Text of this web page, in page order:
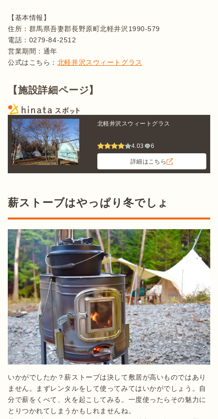
【基本情報】
住所：群馬県吾妻郡長野原町北軽井沢1990-579
電話：0279-84-2512
営業期間：通年
公式はこちら： 北軽井沢スウィートグラス
【施設詳細ページ】
北軽井沢スウィートグラス
4.03 6
詳細はこちら
薪ストーブはやっぱり冬でしょ
いかがでしたか？薪ストーブは決して敷居が高いものではあり
ません。まずレンタルをして使ってみてはいかがでしょう。自
分で薪をくべて、火を起こしてみる。一度使ったらその魅力に
とりつかれてしまうかもしれませんね。